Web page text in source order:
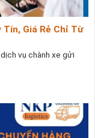
Tín, Giá Rẻ Chỉ Từ
vụ chành xe gửi